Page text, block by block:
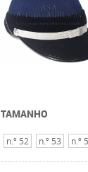
TAMANHO
n.º 52 n.º 53 n.º